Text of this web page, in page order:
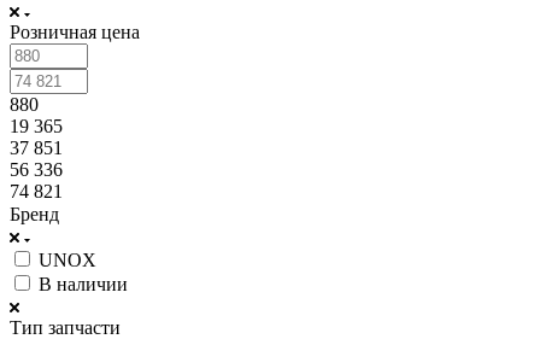
Розничная цена
880
19 365
37 851
56 336
74 821
Бренд
UNOX
В наличии
Тип запчасти